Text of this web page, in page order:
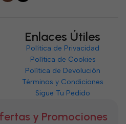
Enlaces Útiles
Política de Privacidad
Política de Cookies
Política de Devolución
Términos y Condiciones
Sigue Tu Pedido
y Promociones